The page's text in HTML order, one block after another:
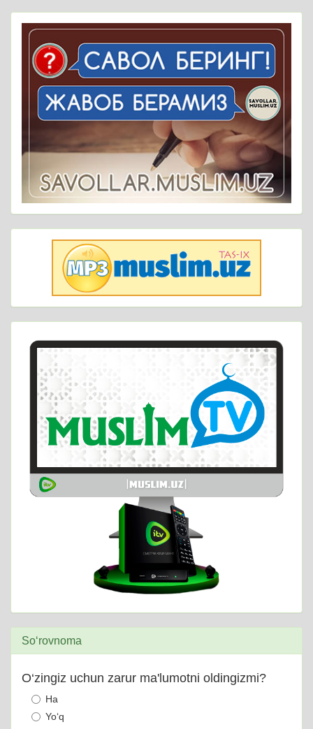
So‘rovnoma
O‘zingiz uchun zarur ma'lumotni oldingizmi?
Ha
Yo‘q